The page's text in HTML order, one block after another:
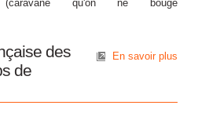
(caravane qu'on ne bouge
En savoir plus
des
de